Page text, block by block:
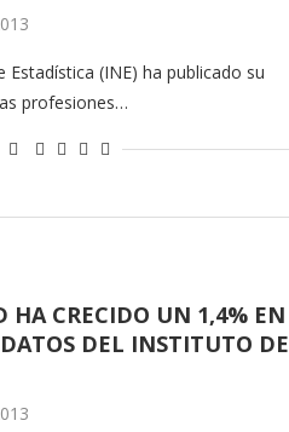
Estadística (INE) ha publicado su
profesiones…
HA CRECIDO UN 1,4% EN
DEL INSTITUTO DE